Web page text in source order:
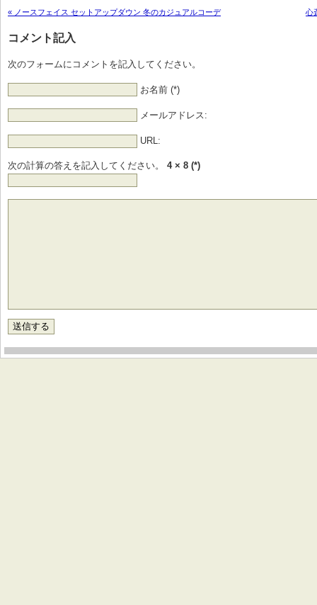
心
« ノースフェイス セットアップダウン 冬のカジュアルコーデ
コメント記入
次のフォームにコメントを記入してください。
お名前 (*)
メールアドレス:
URL:
次の計算の答えを記入してください。 4 × 8 (*)